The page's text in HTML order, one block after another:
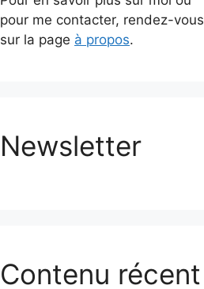
pour me contacter, rendez-vous
sur la page à propos.
Newsletter
Contenu récent